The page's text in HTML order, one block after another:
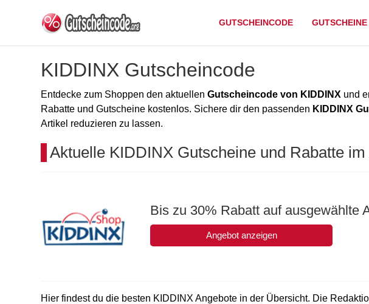
GUTSCHEINCODE GUTSCHEINE
KIDDINX Gutscheincode
Entdecke zum Shoppen den aktuellen Gutscheincode von KIDDINX und
Rabatte und Gutscheine kostenlos. Sichere dir den passenden KIDDINX
Artikel reduzieren zu lassen.
Aktuelle KIDDINX Gutscheine und Rabatte
Bis zu 30% Rabatt auf ausgewählte
Angebot anzeigen
Hier findest du die besten KIDDINX Angebote in der Übersicht. Die